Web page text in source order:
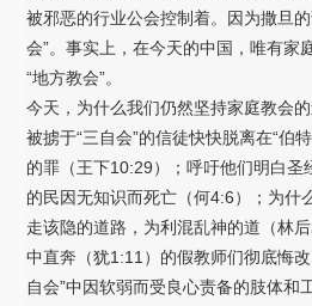
被邪恶的行业公会控制着。因为撒旦
会”。事实上，在今天的中国，唯有家
“地方教会”。
今天，为什么我们仍然坚持家庭教会
被掳于“三自会”的信徒快快脱离在“伯
的罪（王下10:29）；呼吁他们明白圣
的民因无知识而死亡（何4:6）；为什
走该隐的道路，为利混乱神的道（林
中直奔（犹1:11）的假教师们彻底悔
自会”中因软弱而受良心责备的肢体和